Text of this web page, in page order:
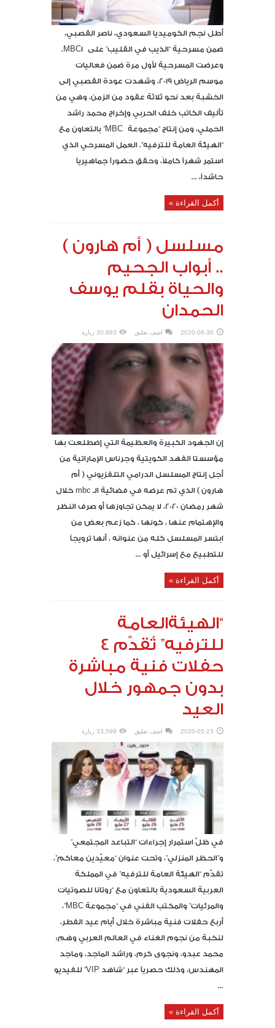
أطل نجم الكوميديا السعودي، ناصر القصبي،
ضمن مسرحية “الذيب في القليب” على MBC1.
وعرضت المسرحية لأول مرة ضمن فعاليات
موسم الرياض 2019، وشهدت عودة القصبي إلى
الخشبة بعد نحو ثلاثة عقود من الزمن، وهي من
تأليف الكاتب خلف الحربي وإخراج محمد راشد
الحملي، ومن إنتاج “مجموعة MBC” بالتعاون مع
“الهيئة العامة للترفيه”. العمل المسرحي الذي
استمر شهراً كاملاً، وحقق حضوراً جماهيرياً
حاشداً، ...
أكمل القراءة »
مسلسل ( أم هارون )
.. أبواب الجحيم
والحياة بقلم يوسف
الحمدان
2020-06-30 اضف تعليق 30,893 زيارة
إن الجهود الكبيرة والعظيمة التي إضطلعت بها
مؤسستا الفهد الكويتية وجرناس الإماراتية من
أجل إنتاج المسلسل الدرامي التلفزيوني ( أم
هارون ) الذي تم عرضه في فضائية الـ mbc خلال
شهر رمضان 2020، لا يمكن تجاوزها أو صرف النظر
والإهتمام عنها ، كونها ، كما زعم بعض من
ابتسر المسلسل كله من عنوانه ، أنها ترويجاً
للتطبيع مع إسرائيل أو ...
أكمل القراءة »
“الهيئةالعامة
للترفيه” تُقدّم 4
حفلات فنية مباشرة
بدون جمهور خلال
العيد
2020-05-23 اضف تعليق 33,599 زيارة
في ظلّ استمرار إجراءات “التباعد المجتمعي”
و”الحظر المنزلي”، وتحت عنوان “معيّدين معاكم”،
تقدّم “الهيئة العامة للترفيه” في المملكة
العربية السعودية بالتعاون مع “روتانا للصوتيات
والمرئيات” والمكتب الفني في “مجموعة MBC”،
أربع حفلات فنية مباشرة خلال أيام عيد الفطر،
لنخبة من نجوم الغناء في العالم العربي وهم:
محمد عبدو، ونجوى كرم، وراشد الماجد، وماجد
المهندس، وذلك حصرياً عبر “شاهد VIP” للفيديو
...
أكمل القراءة »